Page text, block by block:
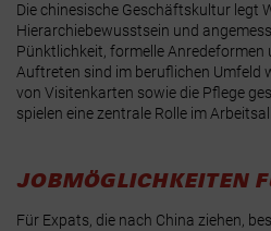
Die chinesische Geschäftskultur legt
Hierarchiebewusstsein und
Pünktlichkeit, formelle Anredeformen
Auftreten sind im beruflichen Umfeld
von Visitenkarten sowie die Pflege
spielen eine zentrale Rolle im
JOBMÖGLICHKEITEN
Für Expats, die nach China ziehen,